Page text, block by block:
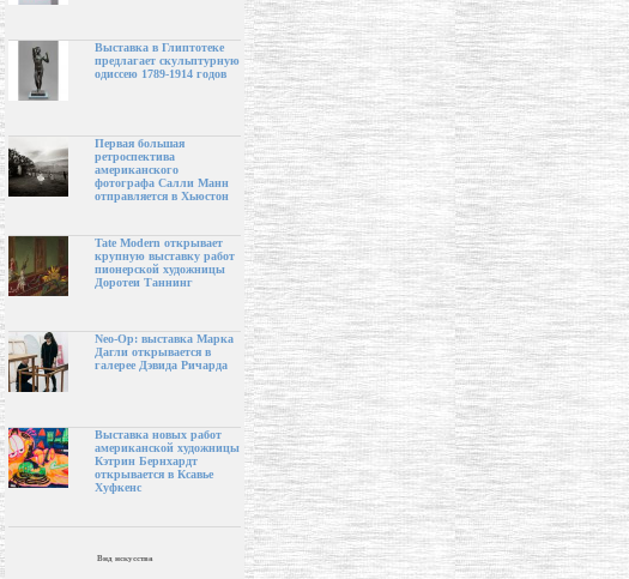
Выставка в Глиптотеке
предлагает скульптурную
одиссею 1789-1914 годов
Первая большая
ретроспектива
американского
фотографа Салли Манн
отправляется в Хьюстон
Tate Modern открывает
крупную выставку работ
пионерской художницы
Доротеи Таннинг
Neo-Op: выставка Марка
Дагли открывается в
галерее Дэвида Ричарда
Выставка новых работ
американской художницы
Кэтрин Бернхардт
открывается в Ксавье
Хуфкенс
Вид искусства